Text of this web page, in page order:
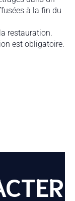
à la fin du
restauration.
est obligatoire.